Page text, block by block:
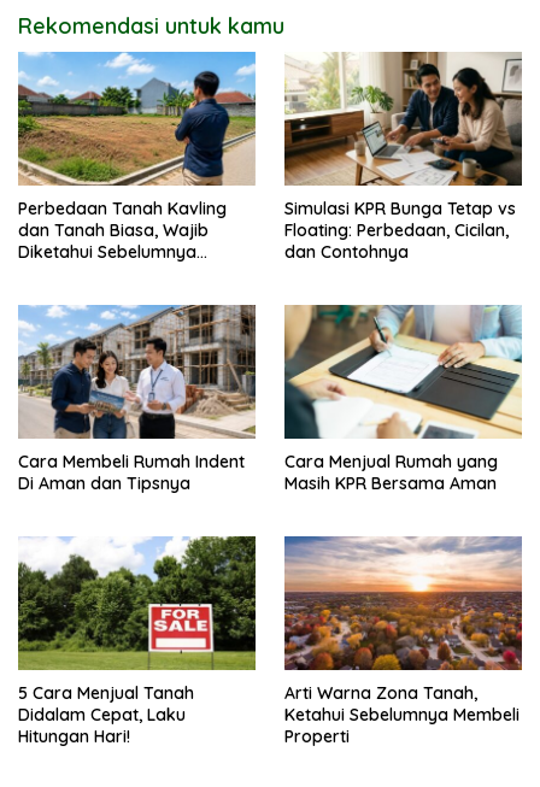
Rekomendasi untuk kamu
Perbedaan Tanah Kavling
dan Tanah Biasa, Wajib
Diketahui Sebelumnya
Simulasi KPR Bunga Tetap vs
Floating: Perbedaan, Cicilan,
dan Contohnya
Cara Membeli Rumah Indent
Di Aman dan Tipsnya
Cara Menjual Rumah yang
Masih KPR Bersama Aman
5 Cara Menjual Tanah
Didalam Cepat, Laku
Hitungan Hari!
Arti Warna Zona Tanah,
Ketahui Sebelumnya Membeli
Properti